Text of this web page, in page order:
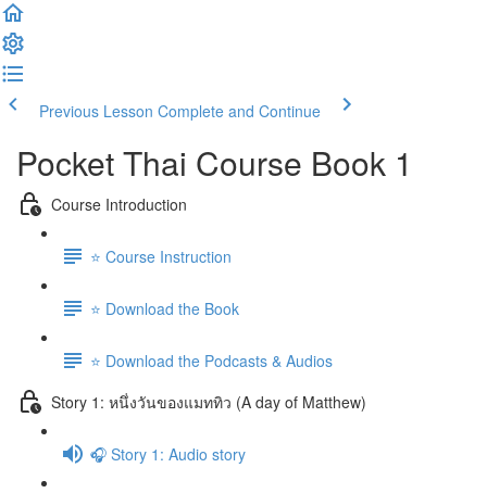
Previous Lesson Complete and Continue
Pocket Thai Course Book 1
Course Introduction
⭐️ Course Instruction
⭐️ Download the Book
⭐️ Download the Podcasts & Audios
Story 1: หนึ่งวันของแมททิว (A day of Matthew)
🎧 Story 1: Audio story